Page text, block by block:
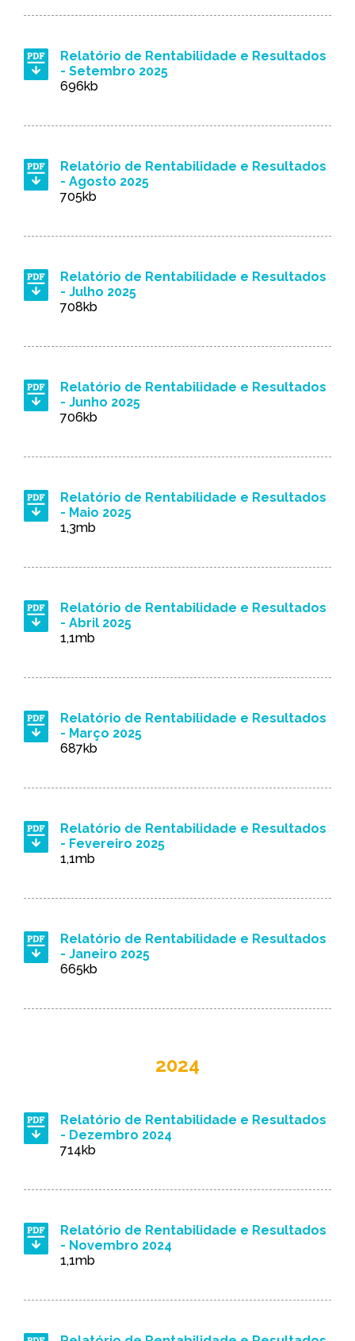
Relatório de Rentabilidade e Resultados
- Setembro 2025
696kb
Relatório de Rentabilidade e Resultados
- Agosto 2025
705kb
Relatório de Rentabilidade e Resultados
- Julho 2025
708kb
Relatório de Rentabilidade e Resultados
- Junho 2025
706kb
Relatório de Rentabilidade e Resultados
- Maio 2025
1,3mb
Relatório de Rentabilidade e Resultados
- Abril 2025
1,1mb
Relatório de Rentabilidade e Resultados
- Março 2025
687kb
Relatório de Rentabilidade e Resultados
- Fevereiro 2025
1,1mb
Relatório de Rentabilidade e Resultados
- Janeiro 2025
665kb
2024
Relatório de Rentabilidade e Resultados
- Dezembro 2024
714kb
Relatório de Rentabilidade e Resultados
- Novembro 2024
1,1mb